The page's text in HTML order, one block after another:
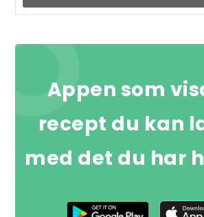
Appen som
recept du kan
med det du har